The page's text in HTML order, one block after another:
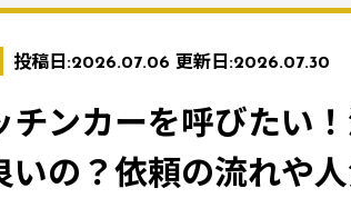
投稿日:2026.07.06 更新日:2026.07.30
チンカーを呼びたい
いの？依頼の流れや